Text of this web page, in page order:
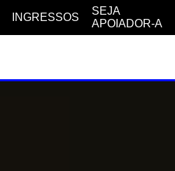
INGRESSOS
SEJA
APOIADOR-A